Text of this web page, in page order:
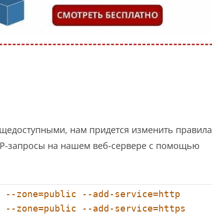
нам придется изменить правила
запросы на нашем веб-сервере с помощью
--zone=public --add-service=http
zone=public --add-service=https